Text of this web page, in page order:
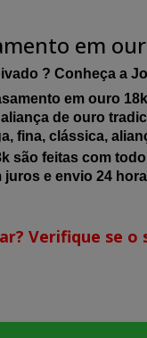
em
? Conheça a
em ouro
de ouro
fina, clássica,
são feitas com
e envio 24
Verifique se o